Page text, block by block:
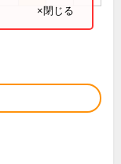
×閉じる